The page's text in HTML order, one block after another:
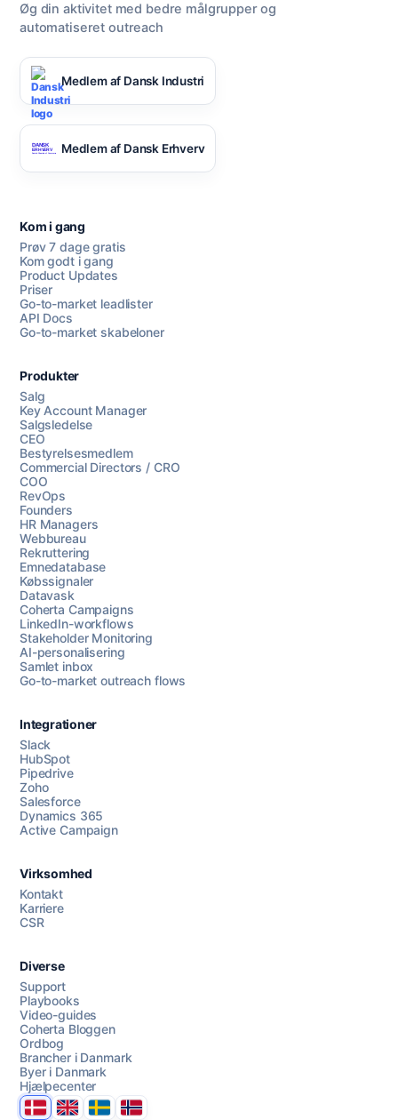
Chat med os
AI Campaign Assist
Øg din aktivitet med bedre målgrupper og
automatiseret outreach
Medlem af Dansk Industri
Medlem af Dansk Erhverv
Kom i gang
Prøv 7 dage gratis
Kom godt i gang
Product Updates
Priser
Go-to-market leadlister
API Docs
Go-to-market skabeloner
Produkter
Salg
Key Account Manager
Salgsledelse
CEO
Bestyrelsesmedlem
Commercial Directors / CRO
COO
RevOps
Founders
HR Managers
Webbureau
Rekruttering
Emnedatabase
Købssignaler
Datavask
Coherta Campaigns
LinkedIn-workflows
Stakeholder Monitoring
AI-personalisering
Samlet inbox
Go-to-market outreach flows
Integrationer
Slack
HubSpot
Pipedrive
Zoho
Salesforce
Dynamics 365
Active Campaign
Virksomhed
Kontakt
Karriere
CSR
Diverse
Support
Playbooks
Video-guides
Coherta Bloggen
Ordbog
Brancher i Danmark
Byer i Danmark
Hjælpecenter
DanmarkUnited Kingdom
SverigeNorge